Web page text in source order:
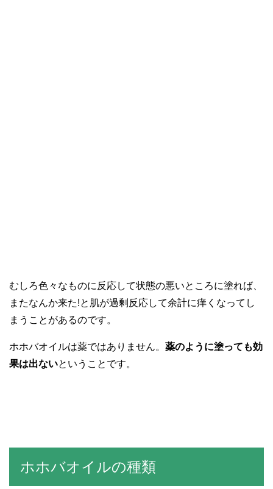
むしろ色々なものに反応して状態の悪いところに塗れば、
またなんか来た!と肌が過剰反応して余計に痒くなってし
まうことがあるのです。
ホホバオイルは薬ではありません。 薬のように塗っても効
果は出ないということです。
ホホバオイルの種類